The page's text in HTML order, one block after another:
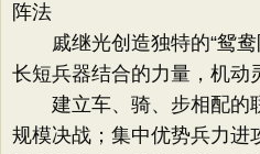
阵法
戚继光创造独特的“鸳鸯
长短兵器结合的力量，机动
建立车、骑、步相配的
规模决战；集中优势兵力进